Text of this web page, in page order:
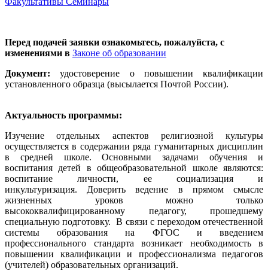
Перед подачей заявки ознакомьтесь, пожалуйста, с
изменениями в Законе об образовании
Документ: удостоверение о повышении квалификации
установленного образца (высылается Почтой России).
Актуальность программы:
Изучение отдельных аспектов религиозной культуры
осуществляется в содержании ряда гуманитарных дисциплин
в средней школе. Основными задачами обучения и
воспитания детей в общеобразовательной школе являются:
воспитание личности, ее социализация и
инкультуризация. Доверить ведение в прямом смысле
жизненных уроков можно только
высококвалифицированному педагогу, прошедшему
специальную подготовку. В связи с переходом отечественной
системы образования на ФГОС и введением
профессионального стандарта возникает необходимость в
повышении квалификации и профессионализма педагогов
(учителей) образовательных организаций.